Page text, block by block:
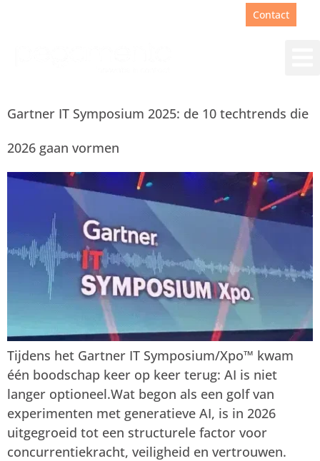
Contact
Gartner IT Symposium 2025: de 10 techtrends die
2026 gaan vormen
Tijdens het Gartner IT Symposium/Xpo™ kwam
één boodschap keer op keer terug: AI is niet
langer optioneel.Wat begon als een golf van
experimenten met generatieve AI, is in 2026
uitgegroeid tot een structurele factor voor
concurrentiekracht, veiligheid en vertrouwen.